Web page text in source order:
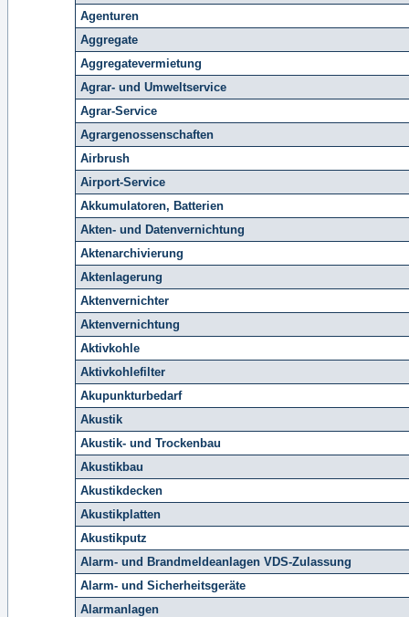
Agenturen
Aggregate
Aggregatevermietung
Agrar- und Umweltservice
Agrar-Service
Agrargenossenschaften
Airbrush
Airport-Service
Akkumulatoren, Batterien
Akten- und Datenvernichtung
Aktenarchivierung
Aktenlagerung
Aktenvernichter
Aktenvernichtung
Aktivkohle
Aktivkohlefilter
Akupunkturbedarf
Akustik
Akustik- und Trockenbau
Akustikbau
Akustikdecken
Akustikplatten
Akustikputz
Alarm- und Brandmeldeanlagen VDS-Zulassung
Alarm- und Sicherheitsgeräte
Alarmanlagen